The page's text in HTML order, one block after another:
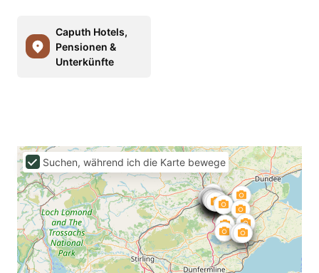
Caputh Hotels,
Pensionen &
Unterkünfte
Suchen, während ich die Karte bewege